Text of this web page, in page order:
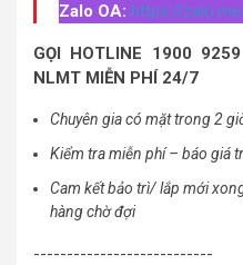
Zalo OA: https://
GỌI HOTLINE 1900
NLMT MIỄN PHÍ 24/7
Chuyên gia có mặt trong 2
Kiểm tra miễn phí – báo giá
Cam kết bảo trì/ lắp mới
hàng chờ đợi
---------------------------